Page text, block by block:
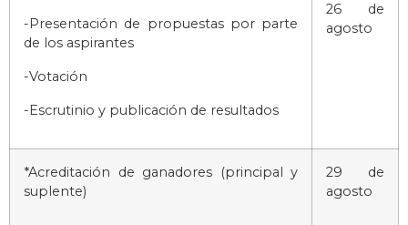
-Presentación de propuestas por parte
de los aspirantes
-Votación
-Escrutinio y publicación de resultados
26 de
agosto
*Acreditación de ganadores (principal y
suplente)
29 de
agosto